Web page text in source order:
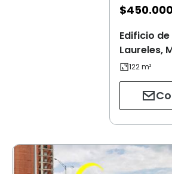
$
Edificio
Laureles,